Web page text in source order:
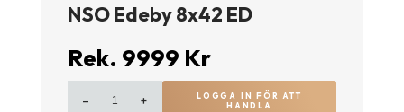
NSO Edeby 8x42 ED
Rek. 9999 Kr
– +
LOGGA IN FÖR ATT
HANDLA